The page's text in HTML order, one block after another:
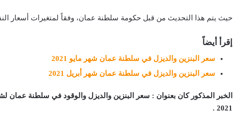
حيث يتم هذا التحديث من قبل حكومة سلطنة عمان، وفقاً لمتغيرات أسعار
إقرأ أيضاً
سعر البنزين والديزل في سلطنة عمان شهر مايو 2021
سعر البنزين والديزل في سلطنة عمان شهر أبريل 2021
الخبر المذكور كان بعنوان : سعر البنزين والديزل والوقود في سلطنة عمان
2021 .